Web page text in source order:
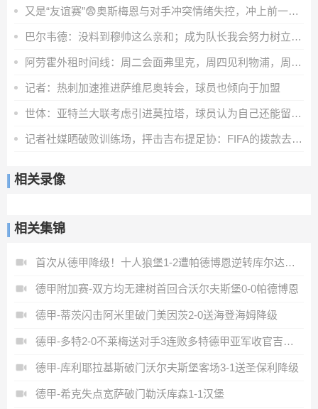
又是“友谊赛”😨奥斯梅恩与对手冲突情绪失控，冲上前一把推翻
巴尔韦德：没料到穆帅这么亲和；成为队长我会努力树立正向表率
阿劳霍外租时间线：周二会面弗里克，周四见利物浦，周五晚间敲定
记者：热刺加速推进萨维尼奥转会，球员也倾向于加盟
世体：亚特兰大联考虑引进莫拉塔，球员认为自己还能留在顶级联赛
记者社媒晒破败训练场，抨击吉布提足协：FIFA的拨款去哪里了？
相关录像
相关集锦
首次从德甲降级！十人狼堡1-2遭帕德博恩逆转库尔达加时赛制胜
德甲附加赛-双方均无建树首回合沃尔夫斯堡0-0帕德博恩
德甲-蒂茨闪击阿米里破门美因茨2-0送海登海姆降级
德甲-多特2-0不莱梅送对手3连败多特德甲亚军收官吉拉西破门
德甲-库利耶拉基斯破门沃尔夫斯堡客场3-1送圣保利降级
德甲-希克失点宽萨破门勒沃库森1-1汉堡